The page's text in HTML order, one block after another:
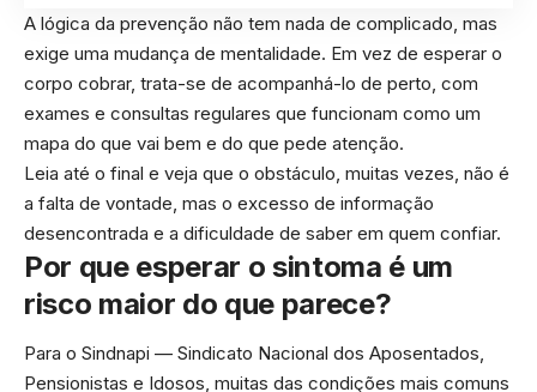
A lógica da prevenção não tem nada de complicado, mas
exige uma mudança de mentalidade. Em vez de esperar o
corpo cobrar, trata-se de acompanhá-lo de perto, com
exames e consultas regulares que funcionam como um
mapa do que vai bem e do que pede atenção.
Leia até o final e veja que o obstáculo, muitas vezes, não é
a falta de vontade, mas o excesso de informação
desencontrada e a dificuldade de saber em quem confiar.
Por que esperar o sintoma é um
risco maior do que parece?
Para o Sindnapi — Sindicato Nacional dos Aposentados,
Pensionistas e Idosos, muitas das condições mais comuns